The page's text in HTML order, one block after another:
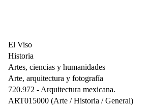
El Viso
Historia
Artes, ciencias y humanidades
Arte, arquitectura y fotografía
720.972 - Arquitectura mexicana.
ART015000 (Arte / Historia / General)